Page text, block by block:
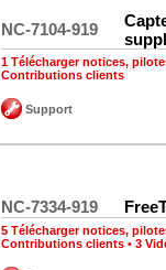
NC-7104-919
1 Télécharger notices,
Contributions clients
Support
NC-7334-919
5 Télécharger notices,
Contributions clients • 3